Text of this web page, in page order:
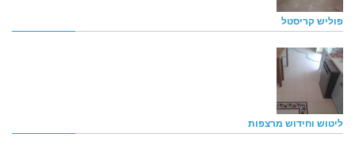
פוליש קריסטל
ליטוש וחידוש מרצפות